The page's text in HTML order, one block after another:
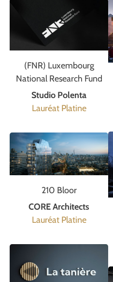
(FNR) Luxembourg
National Research Fund
Studio Polenta
Lauréat Platine
210 Bloor
CORE Architects
Lauréat Platine